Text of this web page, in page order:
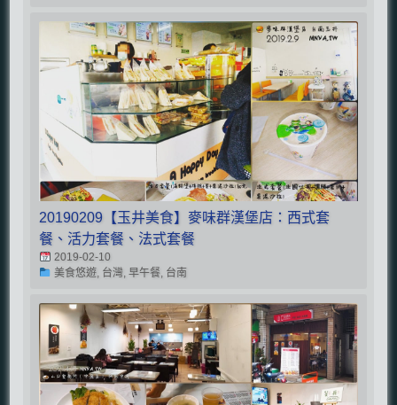
20190209【玉井美食】麥味群漢堡店：西式套
餐、活力套餐、法式套餐
2019-02-10
美食悠遊, 台灣, 早午餐, 台南